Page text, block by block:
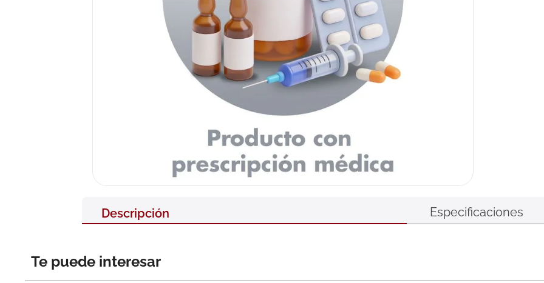
Descripción Especificaciones
Te puede interesar